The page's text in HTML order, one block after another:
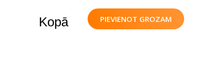
PIEVIENOT GROZAM
Kopā